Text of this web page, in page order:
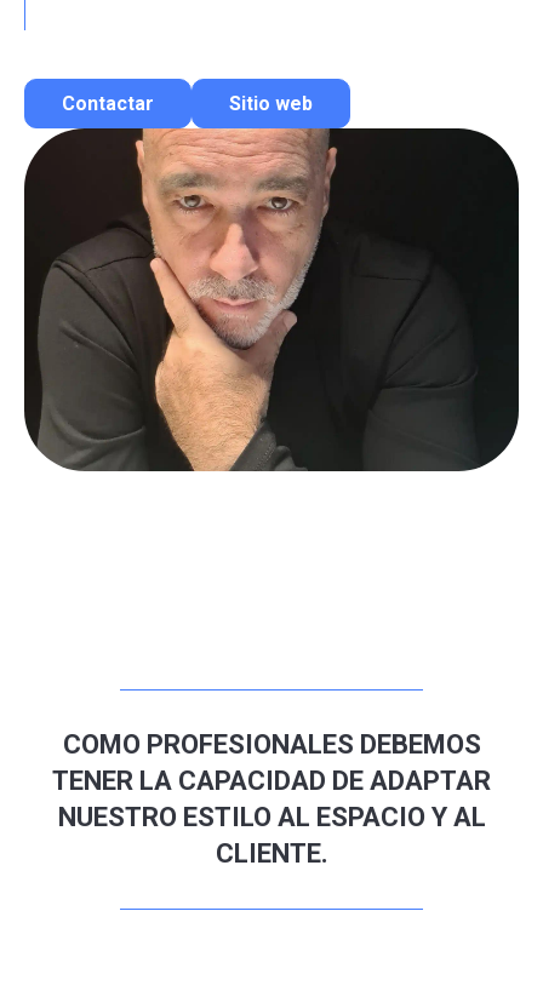
Contactar
Contactar por correo
Llamar por teléfono
Contactar por Whatsapp
Sitio web
COMO PROFESIONALES DEBEMOS
TENER LA CAPACIDAD DE ADAPTAR
NUESTRO ESTILO AL ESPACIO Y AL
CLIENTE.